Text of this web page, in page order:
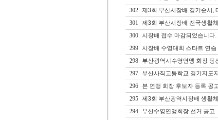
302
제3회 부산시장배 경기순서,
301
제3회 부산시장배 전국생활
300
시장배 접수 마감되었습니다.
299
시장배 수영대회 스타트 연
298
부산광역시수영연맹 회장 당
297
부산사직고등학교 경기지도
296
본 연맹 회장 후보자 등록 공
295
제3회 부산광역시장배 생활
294
부산수영연맹회장 선거 공고